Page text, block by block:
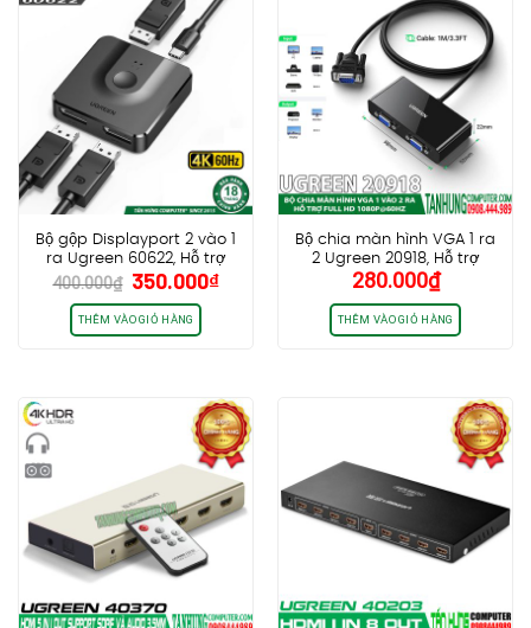
Bộ gộp Displayport 2 vào 1
ra Ugreen 60622, Hỗ trợ
4K60Hz
400.000₫ Giá
gốc
là:
400.000₫.
350.000₫Giá
THÊM VÀO GIỎ HÀNG
Bộ chia màn hình VGA 1 ra
2 Ugreen 20918, Hỗ trợ
VGA,SVGA FullHD
1060P@60Hz
280.000₫
THÊM VÀO GIỎ HÀNG